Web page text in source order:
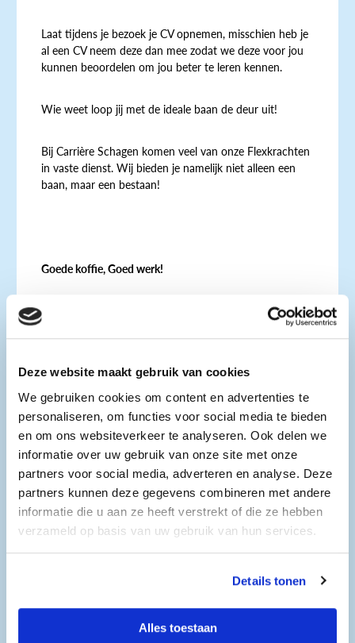
Deze website maakt gebruik van cookies
We gebruiken cookies om content en advertenties te
personaliseren, om functies voor social media te bieden
en om ons websiteverkeer te analyseren. Ook delen we
informatie over uw gebruik van onze site met onze
partners voor social media, adverteren en analyse. Deze
partners kunnen deze gegevens combineren met andere
informatie die u aan ze heeft verstrekt of die ze hebben
verzameld op basis van uw gebruik van hun services.
Details tonen
Alles toestaan
Laat tijdens je bezoek je CV opnemen, misschien heb je
al een CV neem deze dan mee zodat we deze voor jou
kunnen beoordelen om jou beter te leren kennen.
Wie weet loop jij met de ideale baan de deur uit!
Bij Carrière Schagen komen veel van onze Flexkrachten
in vaste dienst. Wij bieden je namelijk niet alleen een
baan, maar een bestaan!
Goede koffie, Goed werk!
Kom binnen in de week van 16 en 20 maart bij Carrière
Schagen. Wij ontvangen je graag tijdens onze
openingstijden, dan zorgen wij voor de koffie.
Video
https://www.youtube.com/watch?v=BL7j3oXnnlw
Openingstijden